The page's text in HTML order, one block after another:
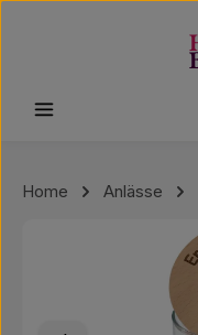
Home Anlässe